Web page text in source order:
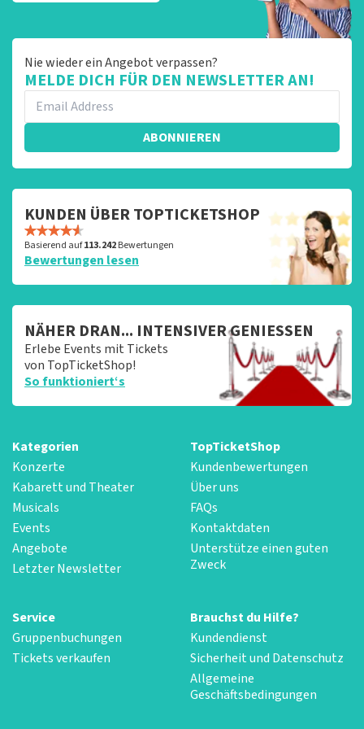
Nie wieder ein Angebot verpassen?
MELDE DICH FÜR DEN NEWSLETTER AN!
ABONNIEREN
KUNDEN ÜBER TOPTICKETSHOP
Basierend auf113.242Bewertungen
Bewertungen lesen
NÄHER DRAN... INTENSIVER GENIESSEN
Erlebe Events mit Tickets
von TopTicketShop!
So funktioniert‘s
Kategorien
Konzerte
Kabarett und Theater
Musicals
Events
Angebote
Letzter Newsletter
TopTicketShop
Kundenbewertungen
Über uns
FAQs
Kontaktdaten
Unterstütze einen guten
Zweck
Service
Gruppenbuchungen
Tickets verkaufen
Brauchst du Hilfe?
Kundendienst
Sicherheit und Datenschutz
Allgemeine
Geschäftsbedingungen